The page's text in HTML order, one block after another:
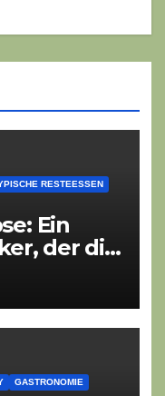
RESTEESSEN
Ein
der die
GASTRONOMIE